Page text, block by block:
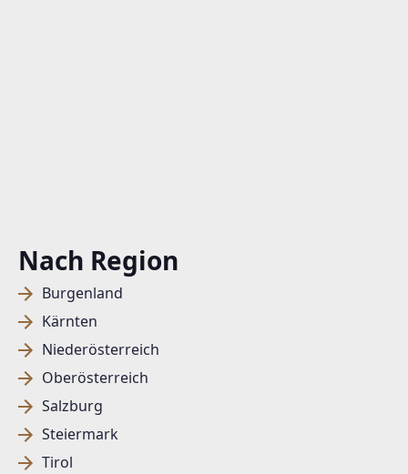
Nach Region
Burgenland
Kärnten
Niederösterreich
Oberösterreich
Salzburg
Steiermark
Tirol